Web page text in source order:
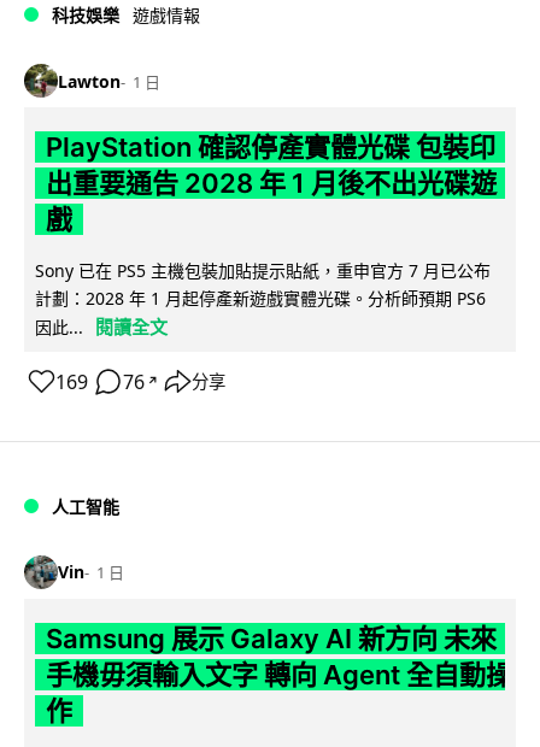
科技娛樂 遊戲情報
Lawton 1 日
PlayStation 確認停產實體光碟 包裝印
出重要通告 2028 年 1 月後不出光碟遊
戲
Sony 已在 PS5 主機包裝加貼提示貼紙，重申官方 7 月已公布
計劃：2028 年 1 月起停產新遊戲實體光碟。分析師預期 PS6
因此...
閱讀全文
169 76 ↗ 分享
人工智能
Vin 1 日
Samsung 展示 Galaxy AI 新方向 未來
手機毋須輸入文字 轉向 Agent 全自動操
作